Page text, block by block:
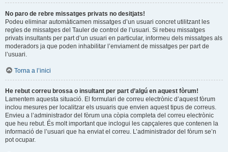
No paro de rebre missatges privats no desitjats!
Podeu eliminar automàticamen missatges d’un usuari concret utilitzant les
regles de missatges del Tauler de control de l’usuari. Si rebeu missatges
privats insultants per part d’un usuari en particular, informeu dels missatges als
moderadors ja que poden inhabilitar l’enviament de missatges per part de
l’usuari.
Torna a l’inici
He rebut correu brossa o insultant per part d’algú en aquest fòrum!
Lamentem aquesta situació. El formulari de correu electrònic d’aquest fòrum
inclou mesures per localitzar els usuaris que envien aquest tipus de correus.
Envieu a l’administrador del fòrum una còpia completa del correu electrònic
que heu rebut. És molt important que inclogui les capçaleres que contenen la
informació de l’usuari que ha enviat el correu. L’administrador del fòrum se’n
pot ocupar.